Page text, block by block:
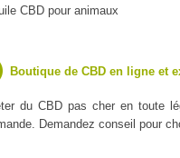
CBD pour animaux
Boutique de CBD en ligne et
du CBD pas cher en toute
Demandez conseil pour